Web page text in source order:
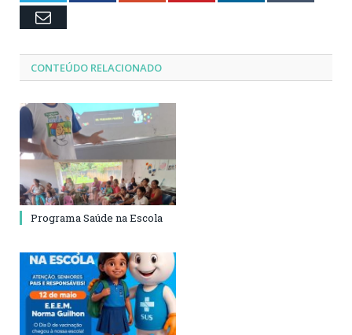
Email
CONTEÚDO RELACIONADO
Programa Saúde na Escola